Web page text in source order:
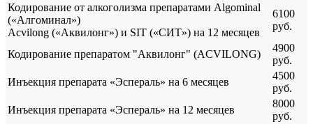
Кодирование от алкоголизма препаратами Algominal
(«Алгоминал»)
Acvilong («Аквилонг») и SIT («СИТ») на 12 месяцев
6100
руб.
Кодирование препаратом "Аквилонг" (ACVILONG)
4900
руб.
Инъекция препарата «Эспераль» на 6 месяцев
4500
руб.
Инъекция препарата «Эспераль» на 12 месяцев
8000
руб.